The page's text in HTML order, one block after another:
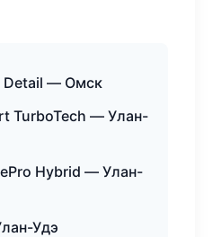
Detail — Омск
TurboTech — Улан-
Hybrid — Улан-
Удэ